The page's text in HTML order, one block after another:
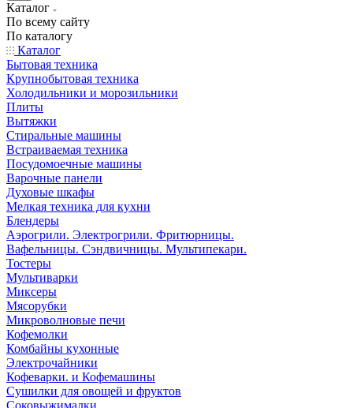
Каталог
По всему сайту
По каталогу
Каталог
Бытовая техника
Крупнобытовая техника
Холодильники и морозильники
Плиты
Вытяжки
Стиральные машины
Встраиваемая техника
Посудомоечные машины
Варочные панели
Духовые шкафы
Мелкая техника для кухни
Блендеры
Аэрогрили. Электрогрили. Фритюрницы.
Вафельницы. Сэндвичницы. Мультипекари.
Тостеры
Мультиварки
Миксеры
Мясорубки
Микроволновые печи
Кофемолки
Комбайны кухонные
Электрочайники
Кофеварки. и Кофемашины
Сушилки для овощей и фруктов
Соковыжималки